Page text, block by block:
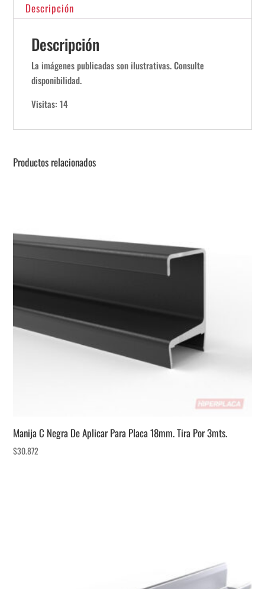
Descripción
Descripción
La imágenes publicadas son ilustrativas. Consulte
disponibilidad.
Visitas: 14
Productos relacionados
Manija C Negra De Aplicar Para Placa 18mm. Tira Por 3mts.
$30.872